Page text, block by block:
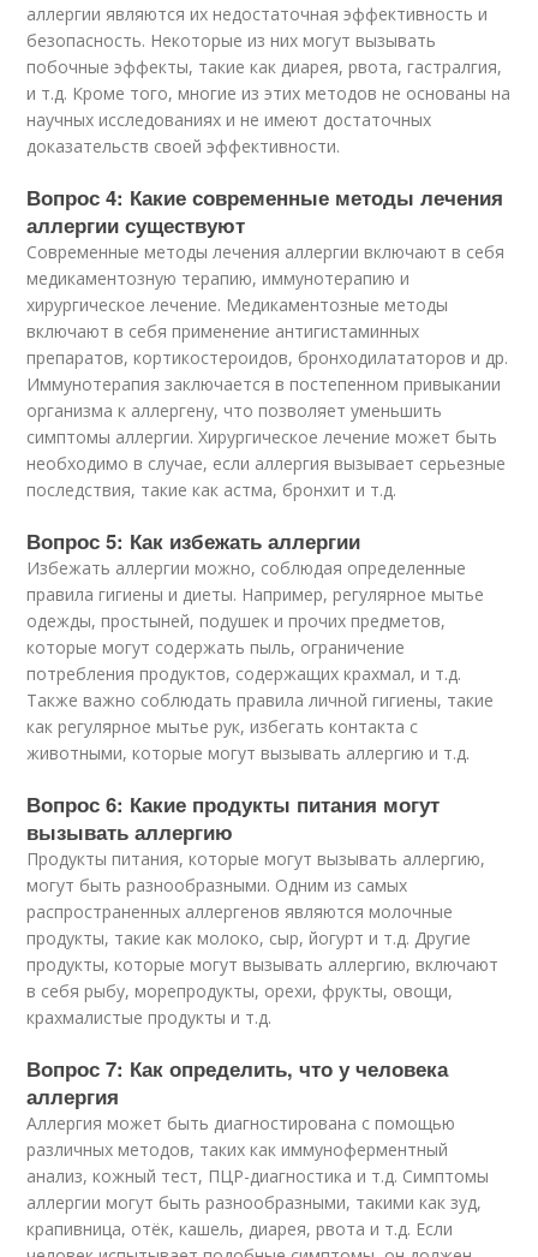
аллергии являются их недостаточная эффективность и
безопасность. Некоторые из них могут вызывать
побочные эффекты, такие как диарея, рвота, гастралгия,
и т.д. Кроме того, многие из этих методов не основаны на
научных исследованиях и не имеют достаточных
доказательств своей эффективности.
Вопрос 4: Какие современные методы лечения
аллергии существуют
Современные методы лечения аллергии включают в себя
медикаментозную терапию, иммунотерапию и
хирургическое лечение. Медикаментозные методы
включают в себя применение антигистаминных
препаратов, кортикостероидов, бронходилататоров и др.
Иммунотерапия заключается в постепенном привыкании
организма к аллергену, что позволяет уменьшить
симптомы аллергии. Хирургическое лечение может быть
необходимо в случае, если аллергия вызывает серьезные
последствия, такие как астма, бронхит и т.д.
Вопрос 5: Как избежать аллергии
Избежать аллергии можно, соблюдая определенные
правила гигиены и диеты. Например, регулярное мытье
одежды, простыней, подушек и прочих предметов,
которые могут содержать пыль, ограничение
потребления продуктов, содержащих крахмал, и т.д.
Также важно соблюдать правила личной гигиены, такие
как регулярное мытье рук, избегать контакта с
животными, которые могут вызывать аллергию и т.д.
Вопрос 6: Какие продукты питания могут
вызывать аллергию
Продукты питания, которые могут вызывать аллергию,
могут быть разнообразными. Одним из самых
распространенных аллергенов являются молочные
продукты, такие как молоко, сыр, йогурт и т.д. Другие
продукты, которые могут вызывать аллергию, включают
в себя рыбу, морепродукты, орехи, фрукты, овощи,
крахмалистые продукты и т.д.
Вопрос 7: Как определить, что у человека
аллергия
Аллергия может быть диагностирована с помощью
различных методов, таких как иммуноферментный
анализ, кожный тест, ПЦР-диагностика и т.д. Симптомы
аллергии могут быть разнообразными, такими как зуд,
крапивница, отёк, кашель, диарея, рвота и т.д. Если